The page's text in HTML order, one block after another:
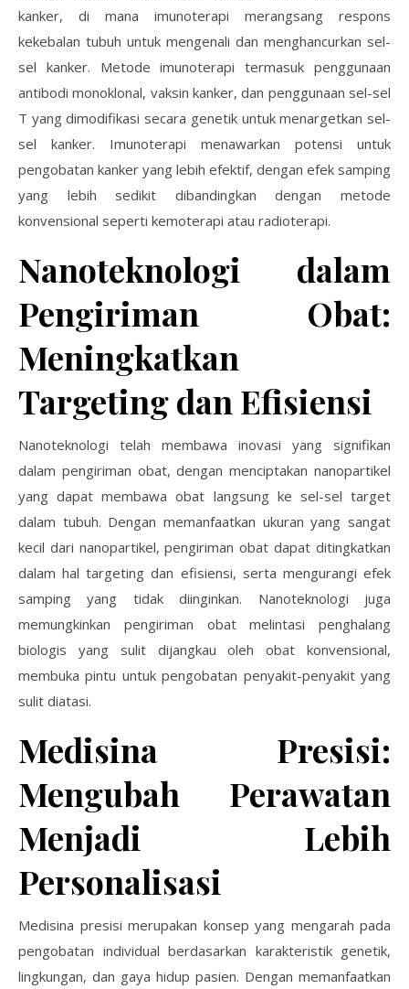
kanker, di mana imunoterapi merangsang respons
kekebalan tubuh untuk mengenali dan menghancurkan sel-
sel kanker. Metode imunoterapi termasuk penggunaan
antibodi monoklonal, vaksin kanker, dan penggunaan sel-sel
T yang dimodifikasi secara genetik untuk menargetkan sel-
sel kanker. Imunoterapi menawarkan potensi untuk
pengobatan kanker yang lebih efektif, dengan efek samping
yang lebih sedikit dibandingkan dengan metode
konvensional seperti kemoterapi atau radioterapi.
Nanoteknologi dalam
Pengiriman Obat:
Meningkatkan
Targeting dan Efisiensi
Nanoteknologi telah membawa inovasi yang signifikan
dalam pengiriman obat, dengan menciptakan nanopartikel
yang dapat membawa obat langsung ke sel-sel target
dalam tubuh. Dengan memanfaatkan ukuran yang sangat
kecil dari nanopartikel, pengiriman obat dapat ditingkatkan
dalam hal targeting dan efisiensi, serta mengurangi efek
samping yang tidak diinginkan. Nanoteknologi juga
memungkinkan pengiriman obat melintasi penghalang
biologis yang sulit dijangkau oleh obat konvensional,
membuka pintu untuk pengobatan penyakit-penyakit yang
sulit diatasi.
Medisina Presisi:
Mengubah Perawatan
Menjadi Lebih
Personalisasi
Medisina presisi merupakan konsep yang mengarah pada
pengobatan individual berdasarkan karakteristik genetik,
lingkungan, dan gaya hidup pasien. Dengan memanfaatkan